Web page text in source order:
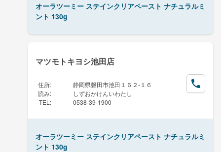
オーラツーミー ステインクリアペースト ナチュラルミ
ント 130g
マツモトキヨシ池田店
住所:
静岡県磐田市池田１６２-１６
読み:
しずおかけんいわたし
TEL : 0538-39-1900
オーラツーミー ステインクリアペースト ナチュラルミ
ント 130g